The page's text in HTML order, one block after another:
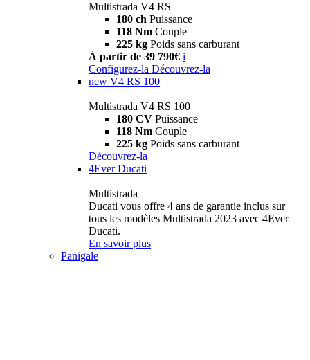
Multistrada V4 RS
180 ch Puissance
118 Nm Couple
225 kg Poids sans carburant
À partir de 39 790€ i
Configurez-la Découvrez-la
new V4 RS 100
Multistrada V4 RS 100
180 CV Puissance
118 Nm Couple
225 kg Poids sans carburant
Découvrez-la
4Ever Ducati
Multistrada
Ducati vous offre 4 ans de garantie inclus sur
tous les modèles Multistrada 2023 avec 4Ever
Ducati.
En savoir plus
Panigale